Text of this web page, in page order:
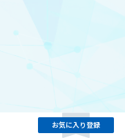
お気に入り登録